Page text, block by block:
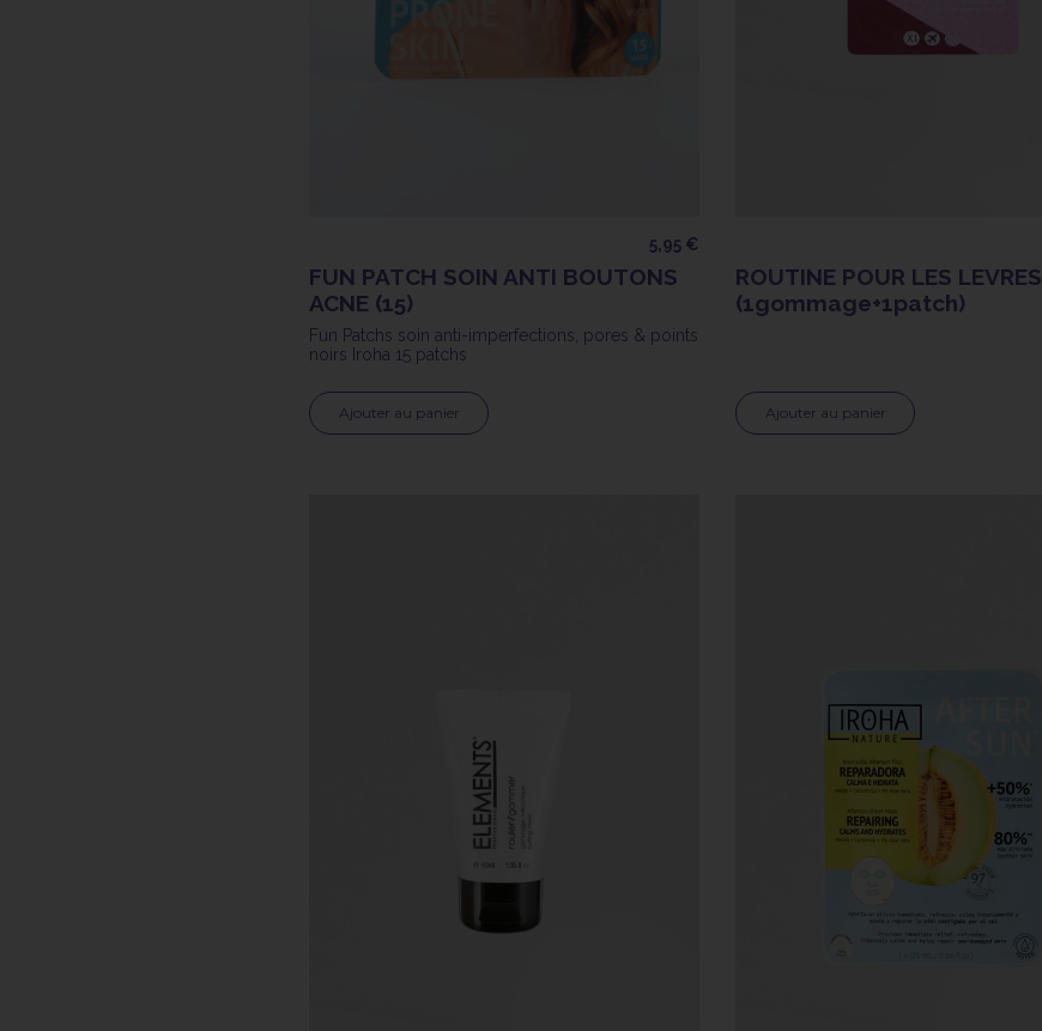
5,95 €
FUN PATCH SOIN ANTI BOUTONS
ACNE (15)
Fun Patchs soin anti-imperfections, pores & points
noirs Iroha 15 patchs
Ajouter au panier
ROUTINE POUR LES LEVRES
(1gommage+1patch)
Ajouter au panier